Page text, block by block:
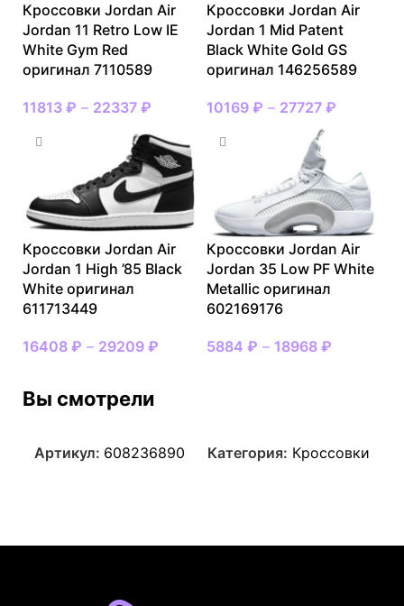
Кроссовки Jordan Air
Jordan 11 Retro Low IE
White Gym Red
оригинал 7110589
11813 ₽ – 22337 ₽
Кроссовки Jordan Air
Jordan 1 Mid Patent
Black White Gold GS
оригинал 146256589
10169 ₽ – 27727 ₽
Кроссовки Jordan Air
Jordan 1 High ’85 Black
White оригинал
611713449
16408 ₽ – 29209 ₽
Кроссовки Jordan Air
Jordan 35 Low PF White
Metallic оригинал
602169176
5884 ₽ – 18968 ₽
Вы смотрели
Артикул: 608236890 Категория: Кроссовки